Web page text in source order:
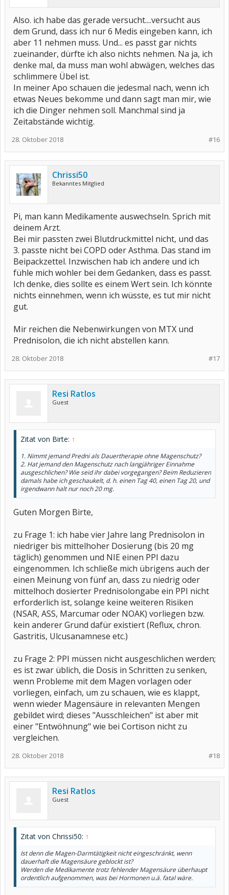
Also. ich habe das gerade versucht....versucht aus
dem Grund, dass ich nur 6 Medis eingeben kann, ich
aber 11 nehmen muss. Und... es passt gar nichts
zueinander, dürfte ich also nichts nehmen. Na ja, ich
denke mal, da muss man wohl abwägen, welches das
schlimmere Übel ist.
In meiner Apo schauen die jedesmal nach, wenn ich
etwas Neues bekomme und dann sagt man mir, wie
ich die Dinger nehmen soll. Manchmal sind ja
Zeitabstände wichtig.
#16
28. Oktober 2018
Chrissi50
Bekanntes Mitglied
Pi, man kann Medikamente auswechseln. Sprich mit
deinem Arzt.
Bei mir passten zwei Blutdruckmittel nicht, und das
3. passte nicht bei COPD oder Asthma. Das stand im
Beipackzettel. Inzwischen hab ich andere und ich
fühle mich wohler bei dem Gedanken, dass es passt.
Ich denke, dies sollte es einem Wert sein. Ich könnte
nichts einnehmen, wenn ich wüsste, es tut mir nicht
gut.
Mir reichen die Nebenwirkungen von MTX und
Prednisolon, die ich nicht abstellen kann.
#17
28. Oktober 2018
Resi Ratlos
Guest
Zitat von Birte: ↑
1. Nimmt jemand Predni als Dauertherapie ohne Magenschutz?
2. Hat jemand den Magenschutz nach langjähriger Einnahme
ausgeschlichen? Wie seid ihr dabei vorgegangen? Beim Reduzieren
damals habe ich geschaukelt, d. h. einen Tag 40, einen Tag 20, und
irgendwann halt nur noch 20 mg.
Guten Morgen Birte,
zu Frage 1: ich habe vier Jahre lang Prednisolon in
niedriger bis mittelhoher Dosierung (bis 20 mg
täglich) genommen und NIE einen PPI dazu
eingenommen. Ich schließe mich übrigens auch der
einen Meinung von fünf an, dass zu niedrig oder
mittelhoch dosierter Prednisolongabe ein PPI nicht
erforderlich ist, solange keine weiteren Risiken
(NSAR, ASS, Marcumar oder NOAK) vorliegen bzw.
kein anderer Grund dafür existiert (Reflux, chron.
Gastritis, Ulcusanamnese etc.)
zu Frage 2: PPI müssen nicht ausgeschlichen werden;
es ist zwar üblich, die Dosis in Schritten zu senken,
wenn Probleme mit dem Magen vorlagen oder
vorliegen, einfach, um zu schauen, wie es klappt,
wenn wieder Magensäure in relevanten Mengen
gebildet wird; dieses "Ausschleichen" ist aber mit
einer "Entwöhnung" wie bei Cortison nicht zu
vergleichen.
#18
28. Oktober 2018
Resi Ratlos
Guest
Zitat von Chrissi50: ↑
Ist denn die Magen-Darmtätigkeit nicht eingeschränkt, wenn
dauerhaft die Magensäure geblockt ist?
Werden die Medikamente trotz fehlender Magensäure überhaupt
ordentlich aufgenommen, was bei Hormonen u.ä. fatal wäre.